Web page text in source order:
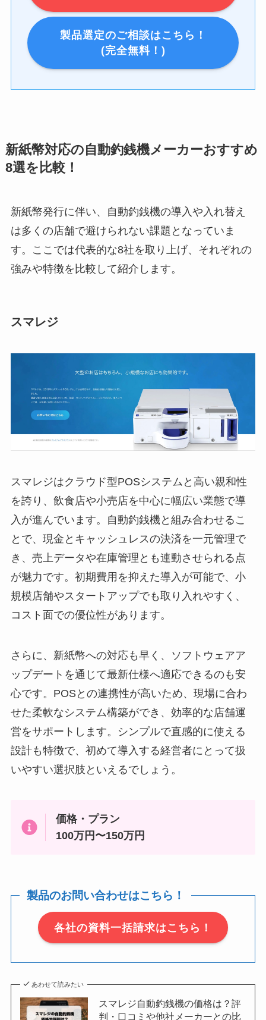
製品選定のご相談はこちら！
(完全無料！)
新紙幣対応の自動釣銭機メーカーおすすめ
8選を比較！
新紙幣発行に伴い、自動釣銭機の導入や入れ替え
は多くの店舗で避けられない課題となっていま
す。ここでは代表的な8社を取り上げ、それぞれの
強みや特徴を比較して紹介します。
スマレジ
スマレジはクラウド型POSシステムと高い親和性
を誇り、飲食店や小売店を中心に幅広い業態で導
入が進んでいます。自動釣銭機と組み合わせるこ
とで、現金とキャッシュレスの決済を一元管理で
き、売上データや在庫管理とも連動させられる点
が魅力です。初期費用を抑えた導入が可能で、小
規模店舗やスタートアップでも取り入れやすく、
コスト面での優位性があります。
さらに、新紙幣への対応も早く、ソフトウェアア
ップデートを通じて最新仕様へ適応できるのも安
心です。POSとの連携性が高いため、現場に合わ
せた柔軟なシステム構築ができ、効率的な店舗運
営をサポートします。シンプルで直感的に使える
設計も特徴で、初めて導入する経営者にとって扱
いやすい選択肢といえるでしょう。
価格・プラン
100万円〜150万円
製品のお問い合わせはこちら！
各社の資料一括請求はこちら！
あわせて読みたい
スマレジ自動釣銭機の価格は？評
判・口コミや他社メーカーとの比